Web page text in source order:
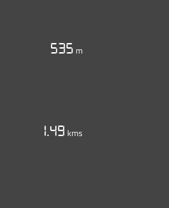
535 m
1.49 kms